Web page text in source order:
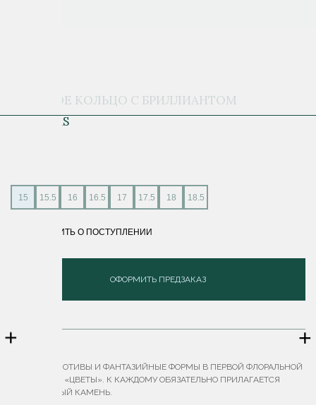
+ +
ЗОЛОТОЕ КОЛЬЦО С БРИЛЛИАНТОМ
FLOWERS
15 15.5 16 16.5 17 17.5 18 18.5
СООБЩИТЬ О ПОСТУПЛЕНИИ
ОФОРМИТЬ ПРЕДЗАКАЗ
НАИВНЫЕ МОТИВЫ И ФАНТАЗИЙНЫЕ ФОРМЫ В ПЕРВОЙ ФЛОРАЛЬНОЙ
КОЛЛЕКЦИИ «ЦВЕТЫ». К КАЖДОМУ ОБЯЗАТЕЛЬНО ПРИЛАГАЕТСЯ
ДРАГОЦЕННЫЙ КАМЕНЬ.